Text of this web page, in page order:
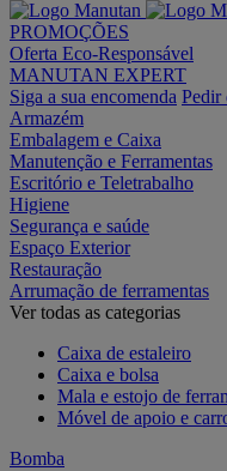
PROMOÇÕES
Oferta Eco-Responsável
MANUTAN EXPERT
Siga a sua encomenda Pedir
Armazém
Embalagem e Caixa
Manutenção e Ferramentas
Escritório e Teletrabalho
Higiene
Segurança e saúde
Espaço Exterior
Restauração
Arrumação de ferramentas
Ver todas as categorias
Caixa de estaleiro
Caixa e bolsa
Mala e estojo de
Móvel de apoio e
Bomba